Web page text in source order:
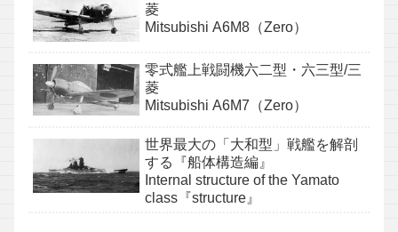
菱
Mitsubishi A6M8（Zero）
零式艦上戦闘機六二型・六三型/三
菱
Mitsubishi A6M7（Zero）
世界最大の「大和型」戦艦を解剖
する『船体構造編』
Internal structure of the Yamato
class『structure』